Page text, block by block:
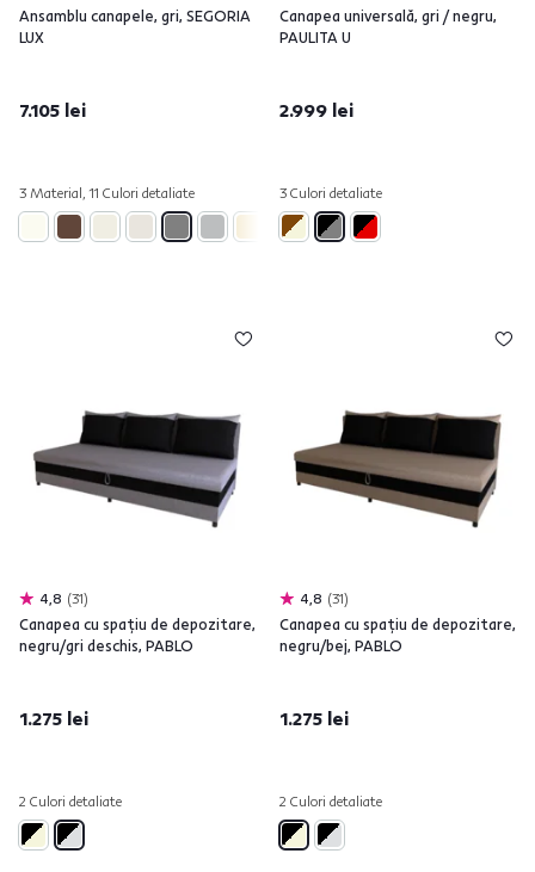
Ansamblu canapele, gri, SEGORIA
LUX
7.105 lei
3 Material, 11 Culori detaliate
Canapea universală, gri / negru,
PAULITA U
2.999 lei
3 Culori detaliate
4,8 31
Canapea cu spaţiu de depozitare,
negru/gri deschis, PABLO
1.275 lei
2 Culori detaliate
4,8 31
Canapea cu spaţiu de depozitare,
negru/bej, PABLO
1.275 lei
2 Culori detaliate